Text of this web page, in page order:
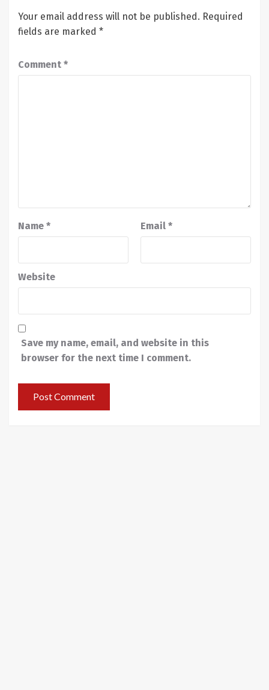
Your email address will not be published. Required
fields are marked *
Comment *
Name * Email *
Website
Save my name, email, and website in this
browser for the next time I comment.